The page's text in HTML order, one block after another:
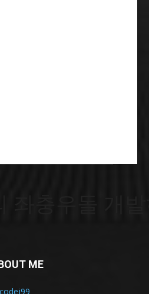
ME